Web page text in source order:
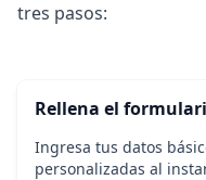
tres pasos:
Rellena el
Ingresa tus datos
personalizadas al